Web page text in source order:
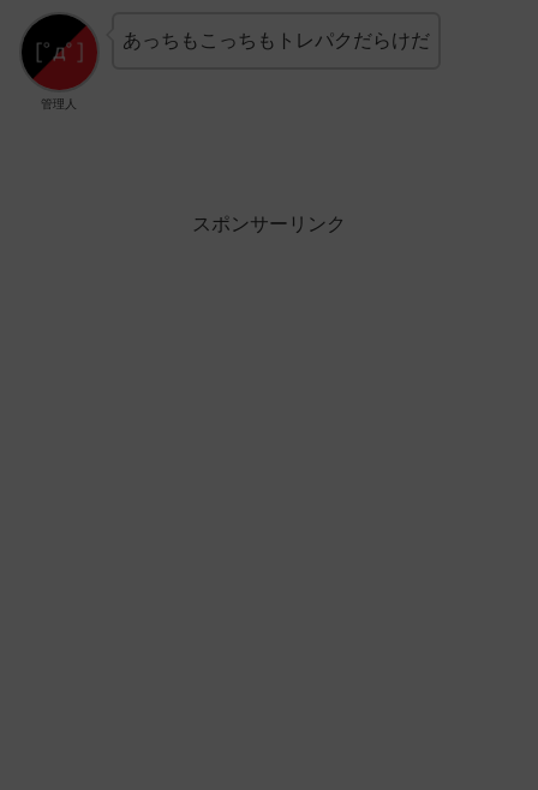
管理人
あっちもこっちもトレパクだらけだ
スポンサーリンク